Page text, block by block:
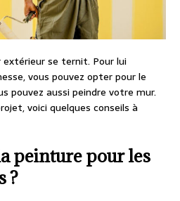
se ternit. Pour lui
vous pouvez opter pour le
pouvez aussi peindre votre mur.
voici quelques conseils à
peinture pour les
?